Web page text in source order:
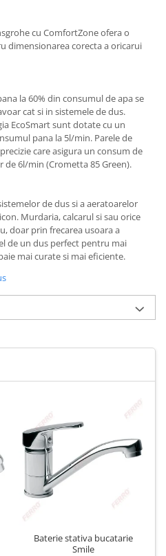
cu ComfortZone ofera o
dimensionarea corecta a oricarui
la 60% din consumul de apa se
cat si in sistemele de dus.
EcoSmart sunt dotate cu un
pana la 5l/min. Parele de
care asigura un consum de
de 6l/min (Crometta 85 Green).
de dus si a aeratoarelor
Murdaria, calcarul si sau orice
doar prin frecarea usoara a
de un dus perfect pentru mai
mai curate si mai eficiente.
Baterie stativa bucatarie
Smile